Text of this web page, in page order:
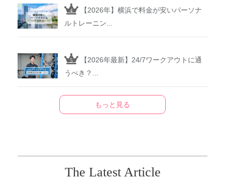
【2026年】横浜で料金が安いパーソナ
ルトレーニン...
【2026年最新】24/7ワークアウトに通
うべき？...
もっと見る
The Latest Article